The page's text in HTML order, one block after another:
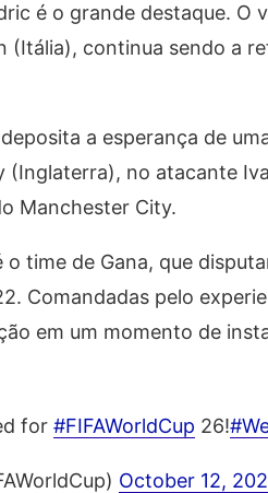
é o grande destaque. O
(Itália), continua sendo a
a esperança de
no atacante
Manchester City.
time de Gana, que
Comandadas pelo
em um momento de
for #FIFAWorldCup 26!
October 12,